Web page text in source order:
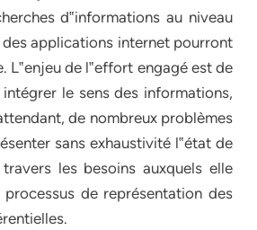
d‟informations au niveau
applications internet pourront
L‟enjeu de l‟effort engagé est de
le sens des informations,
de nombreux problèmes
sans exhaustivité l‟état de
les besoins auxquels elle
de représentation des